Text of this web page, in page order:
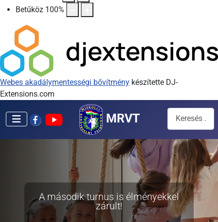
Betűköz 100%
Webes akadálymentességi bővítmény készítette DJ-
Extensions.com
MRVT Keresés...
A második turnus is élményekkel
zárult!